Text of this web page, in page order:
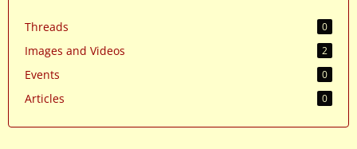
Threads 0
Images and Videos 2
Events 0
Articles 0